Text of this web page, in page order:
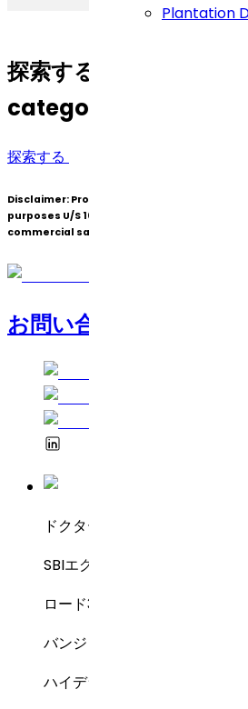
Plantation
探索する
categories.
探索する
Disclaimer: Products under patent(s) are
purposes U/S 107A of the Patents Act
commercial sale.
お問い合わせ
ドクター・レディーズ・ラボラ
SBIエグゼクティブ・エンクレ
ロード3号線、グリーンバレー
バンジャラヒルズ
ハイデラバード – 500034